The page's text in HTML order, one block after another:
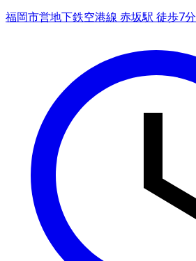
福岡市営地下鉄空港線 赤坂駅 徒歩7分